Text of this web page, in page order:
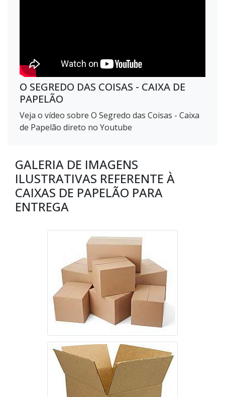
O SEGREDO DAS COISAS - CAIXA DE
PAPELÃO
Veja o vídeo sobre O Segredo das Coisas - Caixa
de Papelão direto no Youtube
GALERIA DE IMAGENS
ILUSTRATIVAS REFERENTE À
CAIXAS DE PAPELÃO PARA
ENTREGA